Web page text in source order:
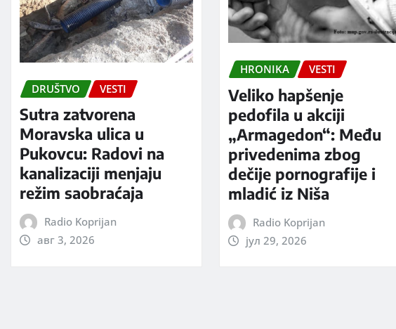
DRUŠTVO VESTI
Sutra zatvorena
Moravska ulica u
Pukovcu: Radovi na
kanalizaciji menjaju
režim saobraćaja
Radio Koprijan
авг 3, 2026
HRONIKA VESTI
Veliko hapšenje
pedofila u akciji
„Armagedon“: Među
privedenima zbog
dečije pornografije i
mladić iz Niša
Radio Koprijan
јул 29, 2026